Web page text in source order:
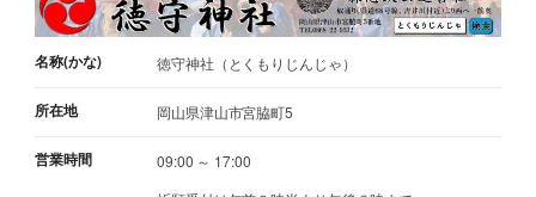
名称(かな) 徳守神社（とくもりじんじゃ）
所在地 岡山県津山市宮脇町5
営業時間
09:00 ～ 17:00